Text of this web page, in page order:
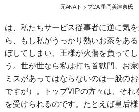
元ANAトップCA 里岡美津奈氏
は、私たちサービス従事者に逆に気
ら、もし私がうっかり熱いお茶をあ
ぼしてしまい、王様が火傷を負って
う。世が世なら私は打ち首獄門、お
ミスがあってはならないのは一般の
ですが）。トップVIPの方々は、それ
を受けられるのです。たとえば皇后